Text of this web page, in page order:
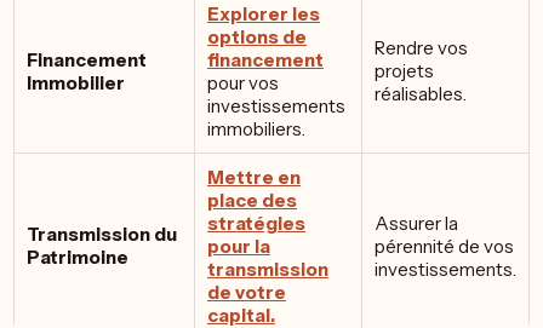
Financement
Immobilier
Explorer les
options de
financement
pour vos
investissements
immobiliers.
Rendre vos
projets
réalisables.
Transmission du
Patrimoine
Mettre en
place des
stratégies
pour la
transmission
de votre
capital.
Assurer la
pérennité de vos
investissements.